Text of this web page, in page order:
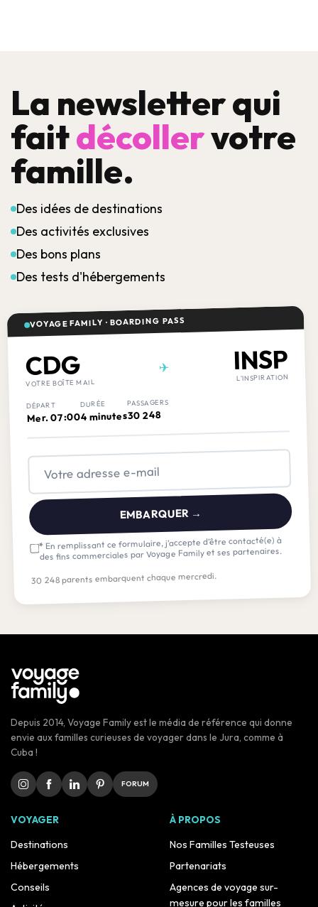
La newsletter qui
faitdécollervotre
famille.
Des idées de destinations
Des activités exclusives
Des bons plans
Des tests d'hébergements
VOYAGE FAMILY · BOARDING PASS
CDG
VOTRE BOÎTE MAIL
✈ INSP
L'INSPIRATION
DÉPART
Mer. 07:00
DURÉE
4 minutes
PASSAGERS
30 248
EMBARQUER →
*En remplissant ce formulaire, j’accepte d’être contacté(e) à
des fins commerciales par Voyage Family et ses partenaires.
30 248 parents embarquent chaque mercredi.
Depuis 2014, Voyage Family est le média de référence qui donne
envie aux familles curieuses de voyager dans le Jura, comme à
Cuba !
FORUM
VOYAGER
Destinations
Hébergements
Conseils
À PROPOS
Nos Familles Testeuses
Partenariats
Agences de voyage sur-
mesure pour les familles